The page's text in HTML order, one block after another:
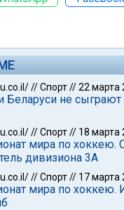
//Спорт//22 марта
Беларуси не сыграют
//Спорт// 18 марта
мира по хоккею.
дивизиона 3А
//Спорт// 17 марта
мира по хоккею.